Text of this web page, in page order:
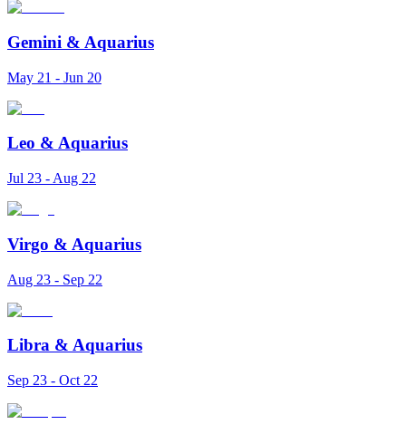
Gemini & Aquarius
May 21 - Jun 20
Leo & Aquarius
Jul 23 - Aug 22
Virgo & Aquarius
Aug 23 - Sep 22
Libra & Aquarius
Sep 23 - Oct 22